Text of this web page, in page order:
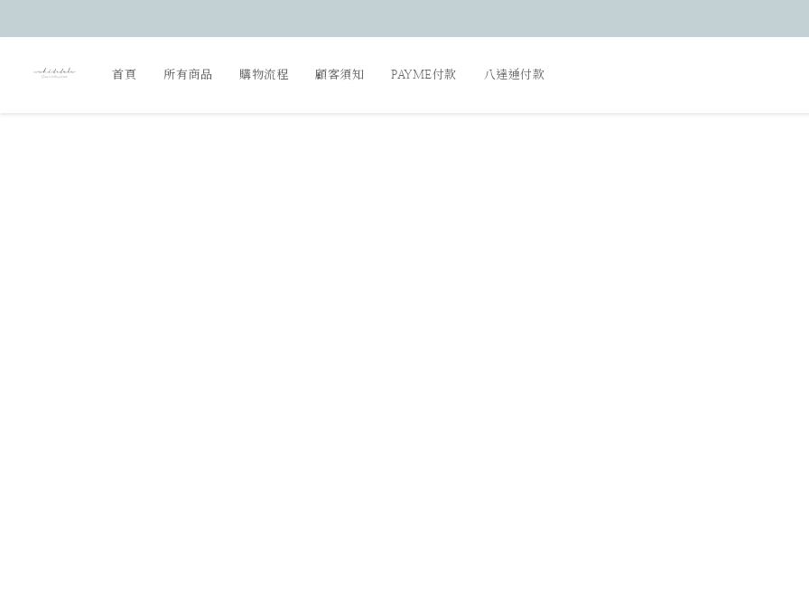
首頁 所有商品 購物流程 顧客須知 PAYME付款 八達通付款